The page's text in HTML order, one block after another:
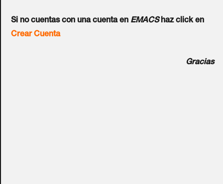
Si no cuentas con una cuenta en EMACShaz click en
Crear Cuenta
Gracias
de Pared PYRONIX™
Ref.: XD ADAPTER
Adaptador para soporte de pared XD-WALLBRACKET a